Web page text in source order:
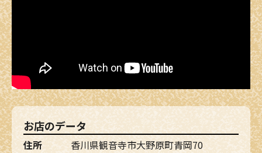
お店のデータ
住所
香川県観音寺市大野原町青岡70